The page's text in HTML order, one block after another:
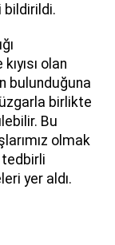
bildirildi.
olan
bulunduğuna
birlikte
Bu
olmak
yer aldı.